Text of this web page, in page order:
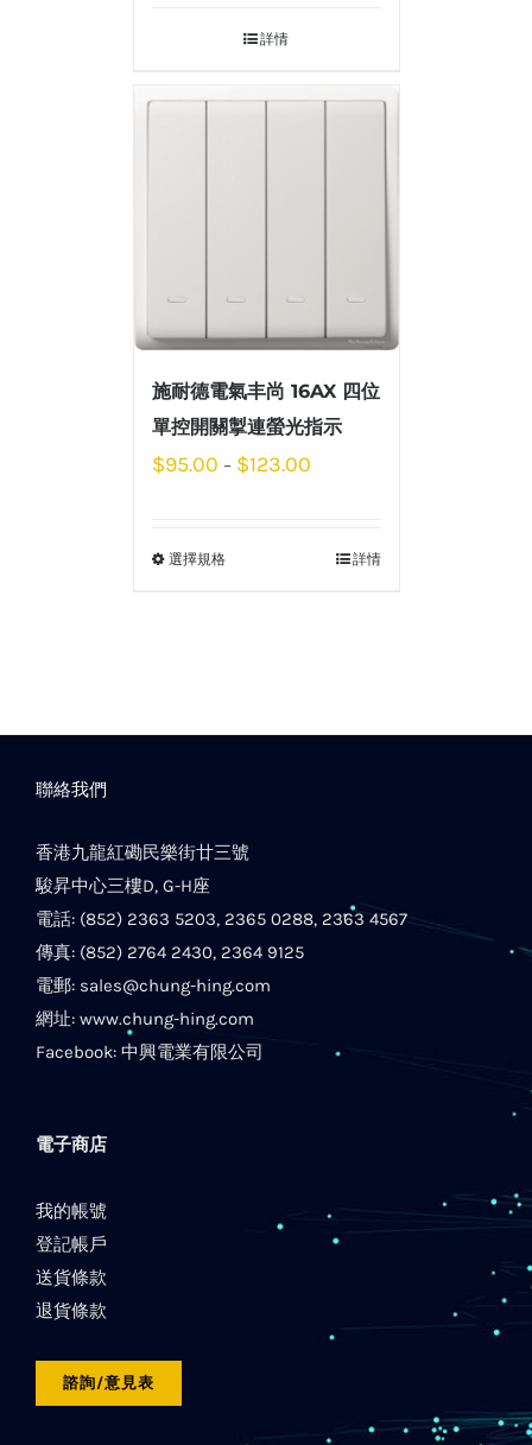
詳情
施耐德電氣丰尚 16AX 四位
單控開關掣連螢光指示
$95.00 – $123.00
選擇規格 詳情
聯絡我們
香港九龍紅磡民樂街廿三號
駿昇中心三樓D, G-H座
電話: (852) 2363 5203, 2365 0288, 2363 4567
傳真: (852) 2764 2430, 2364 9125
電郵: sales@chung-hing.com
網址: www.chung-hing.com
Facebook: 中興電業有限公司
電子商店
我的帳號
登記帳戶
送貨條款
退貨條款
諮詢/意見表